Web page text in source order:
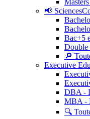
📢
Bac+5
Double
🔎
Executive
DBA -
MBA -
🔍